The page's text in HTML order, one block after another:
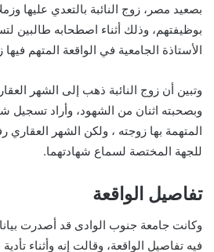
بصعيد مصر، زوج النائبة بالتعدي عليها
بوظيفتهم، وذلك أثناء اصطحابه طالبين
الأستاذة الجامعية في الواقعة المتهم فيها
وتبين أن زوج النائبة ذهب إلى الشهر
وبصحبته اثنان من الشهود، وأراد تسجيل
المتهمة بها زوجته ، ولكن الشهر
للجهة المختصة لسماع شهادتهما.
تفاصيل الواقعة
فيه تفاصيل الواقعة، وقالت إنه وأثناء